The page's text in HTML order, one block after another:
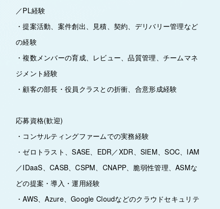
／PL経験
・提案活動、案件創出、見積、契約、デリバリー管理など
の経験
・複数メンバーの育成、レビュー、品質管理、チームマネ
ジメント経験
・顧客の部長・役員クラスとの折衝、合意形成経験
応募資格(歓迎)
・コンサルティングファームでの実務経験
・ゼロトラスト、SASE、EDR／XDR、SIEM、SOC、IAM
／IDaaS、CASB、CSPM、CNAPP、脆弱性管理、ASMな
どの提案・導入・運用経験
・AWS、Azure、Google Cloudなどのクラウドセキュリテ